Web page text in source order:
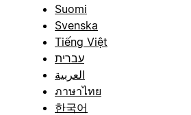
Suomi
Svenska
Tiếng Việt
עברית
العربية
ภาษาไทย
한국어